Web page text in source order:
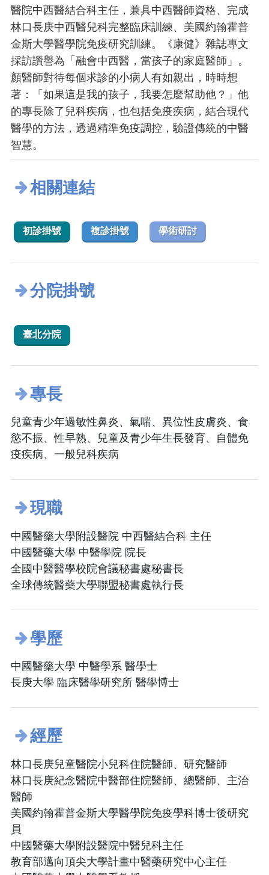
醫院中西醫結合科主任，兼具中西醫師資格、完成
林口長庚中西醫兒科完整臨床訓練、美國約翰霍普
金斯大學醫學院免疫研究訓練。《康健》雜誌專文
採訪讚譽為「融會中西醫，當孩子的家庭醫師」。
顏醫師對待每個求診的小病人有如親出，時時想
著：「如果這是我的孩子，我要怎麼幫助他？」他
的專長除了兒科疾病，也包括免疫疾病，結合現代
醫學的方法，透過精準免疫調控，驗證傳統的中醫
智慧。
相關連結
初診掛號 複診掛號 學術研討
分院掛號
臺北分院
專長
兒童青少年過敏性鼻炎、氣喘、異位性皮膚炎、食
慾不振、性早熟、兒童及青少年生長發育、自體免
疫疾病、一般兒科疾病
現職
中國醫藥大學附設醫院 中西醫結合科 主任
中國醫藥大學 中醫學院 院長
全國中醫醫學校院會議秘書處秘書長
全球傳統醫藥大學聯盟秘書處執行長
學歷
中國醫藥大學 中醫學系 醫學士
長庚大學 臨床醫學研究所 醫學博士
經歷
林口長庚兒童醫院小兒科住院醫師、研究醫師
林口長庚紀念醫院中醫部住院醫師、總醫師、主治
醫師
美國約翰霍普金斯大學醫學院免疫學科博士後研究
員
中國醫藥大學附設醫院中醫兒科主任
教育部邁向頂尖大學計畫中醫藥研究中心主任